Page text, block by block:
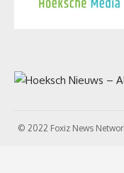
© 2022 Foxiz News